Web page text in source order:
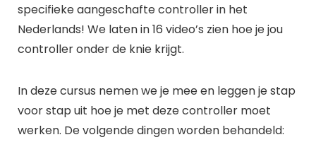
specifieke aangeschafte controller in het
Nederlands! We laten in 16 video’s zien hoe je jou
controller onder de knie krijgt.
In deze cursus nemen we je mee en leggen je stap
voor stap uit hoe je met deze controller moet
werken. De volgende dingen worden behandeld: